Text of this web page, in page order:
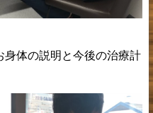
体の説明と今後の治療計